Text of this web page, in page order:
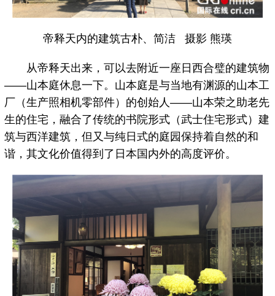
帝释天内的建筑古朴、简洁 摄影 熊瑛
从帝释天出来，可以去附近一座日西合璧的建筑物
——山本庭休息一下。山本庭是与当地有渊源的山本工
厂（生产照相机零部件）的创始人——山本荣之助老先
生的住宅，融合了传统的书院形式（武士住宅形式）建
筑与西洋建筑，但又与纯日式的庭园保持着自然的和
谐，其文化价值得到了日本国内外的高度评价。